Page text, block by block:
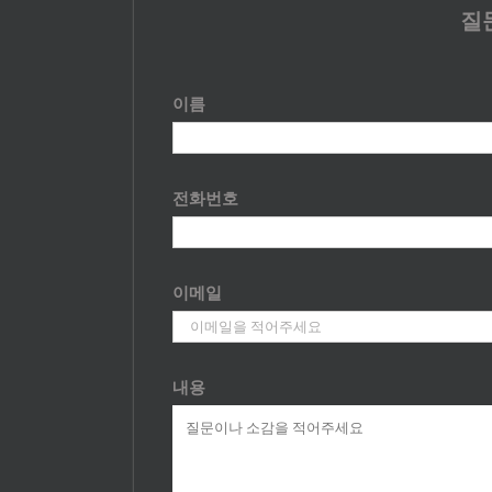
질
이름
전화번호
이메일
내용